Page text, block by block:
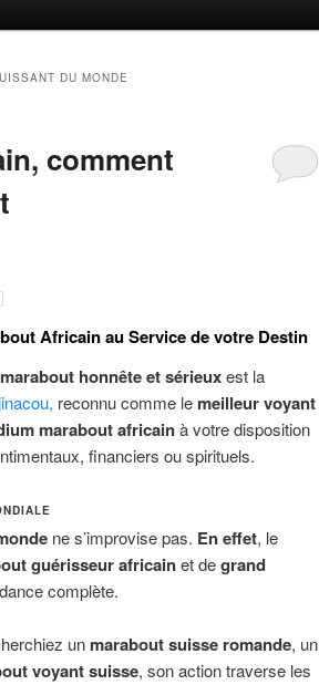
DU MONDE
comment
Africain au Service de votre Destin
marabout honnête et sérieuxest la
, reconnu comme le meilleur voyant
marabout africainà votre disposition
financiers ou spirituels.
ne s’improvise pas. En effet, le
guérisseur africainet degrand
complète.
un marabout suisse romande, un
voyant suisse, son action traverse les